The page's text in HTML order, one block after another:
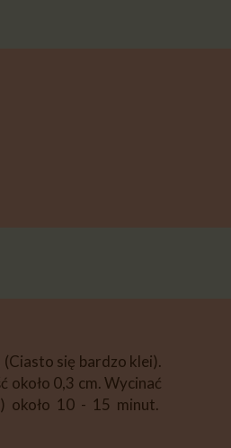
się bardzo klei).
0,3 cm. Wycinać
około 10 - 15 minut.